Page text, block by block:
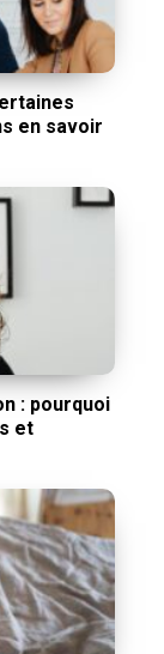
en savoir
: pourquoi
et